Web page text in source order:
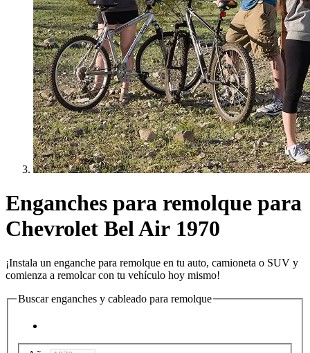
Enganches para remolque para
Chevrolet Bel Air 1970
¡Instala un enganche para remolque en tu auto, camioneta o SUV y
comienza a remolcar con tu vehículo hoy mismo!
Buscar enganches y cableado para remolque